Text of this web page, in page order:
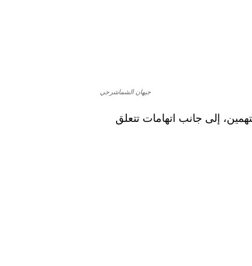
جيهان الشماشرجي
إلى جانب اتهامات تتعلق